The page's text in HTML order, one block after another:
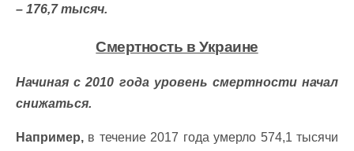
– 176,7 тысяч.
Смертность в Украине
Начиная с 2010 года уровень смертности начал
снижаться.
Например, в течение 2017 года умерло 574,1 тысячи